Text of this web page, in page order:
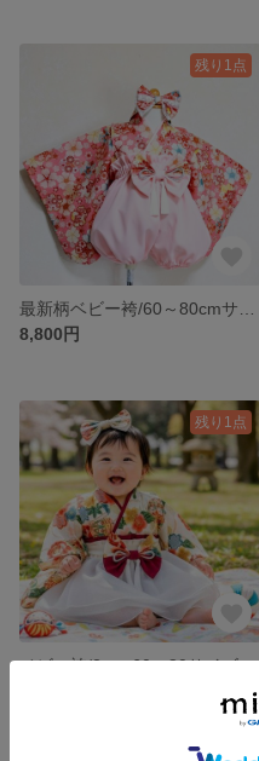
残り1点
8,800円
残り1点
ベビー袴/2way60〜80サイズ